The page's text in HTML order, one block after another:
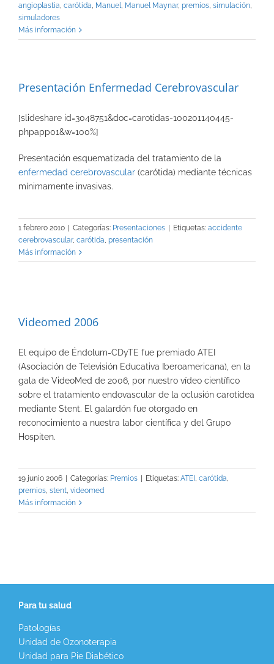
angioplastia carótida Manuel Manuel Maynar, premios simulación
simuladores
Más información
Presentación Enfermedad Cerebrovascular
[slideshare id=3048751&doc=carotidas-100201140445-
phpapp01&w=100%]
Presentación esquematizada del tratamiento de la
enfermedad cerebrovascular (carótida) mediante técnicas
mínimamente invasivas.
1 febrero 2010 | Categorías: Presentaciones | Etiquetas: accidente
cerebrovascular, carótida presentación
Más información
Videomed 2006
El equipo de Éndolum-CDyTE fue premiado ATEI
(Asociación de Televisión Educativa Iberoamericana), en la
gala de VideoMed de 2006, por nuestro vídeo científico
sobre el tratamiento endovascular de la oclusión carotídea
mediante Stent. El galardón fue otorgado en
reconocimiento a nuestra labor científica y del Grupo
Hospiten.
19 junio 2006 | Categorías: Premios | Etiquetas: ATEI carótida
premios stent videomed
Más información
Para tu salud
Patologías
Unidad de Ozonoterapia
Unidad para Pie Diabético